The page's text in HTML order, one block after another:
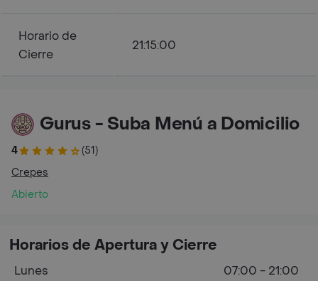
Horario de
Cierre
21:15:00
Gurus - Suba Menú a Domicilio
4
(51)
Crepes
Abierto
Horarios de Apertura y Cierre
Lunes
07:00 - 21:00